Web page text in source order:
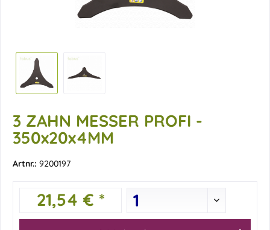
3 ZAHN MESSER PROFI -
350x20x4MM
Artnr.: 9200197
21,54 € *